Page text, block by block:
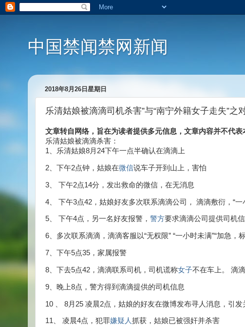
中国禁闻禁网新闻
2018年8月26日星期日
乐清姑娘被滴滴司机杀害”与“南宁外籍女子走失”之
文章转自网络，旨在为读者提供多元信息，文章内容并不代表
乐清姑娘被滴滴杀害：
1、乐清姑娘8月24下午一点半确认在滴滴上
2、下午2点钟，姑娘在微信说车子开到山上，害怕
3、 下午2点14分，发出救命的微信，在无消息
4、 下午3点42，姑娘好友多次联系滴滴公司， 滴滴敷衍，“一
5、 下午4点，另一名好友报警， 警方要求滴滴公司提供司机
6、多次联系滴滴，滴滴客服以“无权限” “一小时未满”“加急，
7、下午5点35，家属报警
8、下去5点42，滴滴联系司机，司机谎称女子不在车上。 滴
9、晚上8点，警方得到滴滴提供的司机信息
10 、 8月25 凌晨2点，姑娘的好友在微博发布寻人消息，引发
11、 凌晨4点，犯罪嫌疑人抓获，姑娘已被强奸并杀害